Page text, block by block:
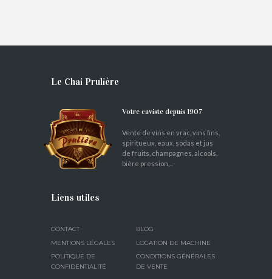
Le Chai Prulière
Votre caviste depuis 1907
Vente de vins en vrac, vins fins,
spiritueux, eaux, sodas et jus
de fruits, champagnes, alcools,
bière pression,...
Liens utiles
CONTACT
BLOG
MENTIONS LÉGALES
LOCATION DE MACHINE
POLITIQUE DE
CONFIDENTIALITÉ
CONDITIONS GÉNÉRALES
DE VENTE